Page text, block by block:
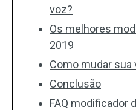
voz?
Os melhores
2019
Como mudar sua
Conclusão
FAQ modificador